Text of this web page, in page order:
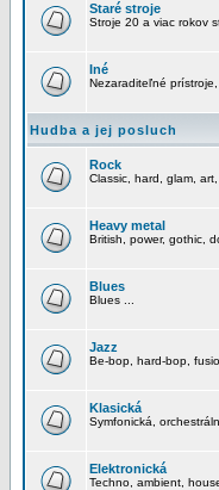
Staré stroje
Stroje 20 a viac rokov
Iné
Nezaraditeľné prístroje,
Hudba a jej posluch
Rock
Classic, hard, glam,
Heavy metal
British, power, gothic,
Blues
Blues ...
Jazz
Be-bop, hard-bop,
Klasická
Symfonická,
Elektronická
Techno, ambient,